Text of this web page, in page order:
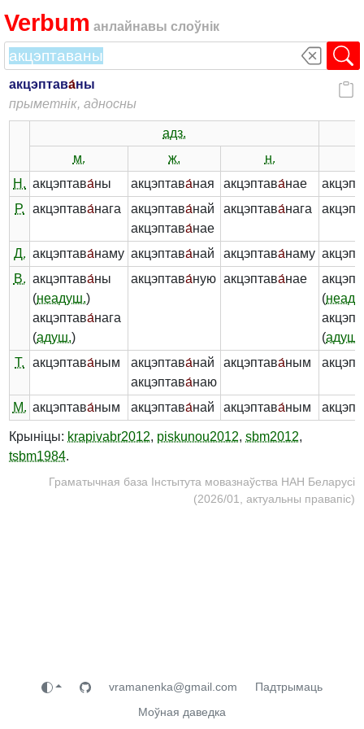
Verbum анлайнавы слоўнік
акцэптава́ны
прыметнік, адносны
адз.
м.
ж.
н.
Н. акцэптава́ны акцэптава́ная акцэптава́нае
Р.
акцэптава́нага акцэптава́най
акцэптава́нае
акцэптава́нага
Д. акцэптава́наму акцэптава́най акцэптава́наму
В. акцэптава́ны
(неадуш.)
акцэптава́нага
(адуш.)
акцэптава́ную акцэптава́нае
(
(адуш.
Т.
акцэптава́ным акцэптава́най
акцэптава́наю
акцэптава́ным
М. акцэптава́ным акцэптава́най акцэптава́ным
Крыніцы: krapivabr2012, piskunou2012, sbm2012,
tsbm1984.
Граматычная база Інстытута мовазнаўства НАН Беларусі
(2026/01, актуальны правапіс)
vramanenka@gmail.com
Падтрымаць
Моўная даведка